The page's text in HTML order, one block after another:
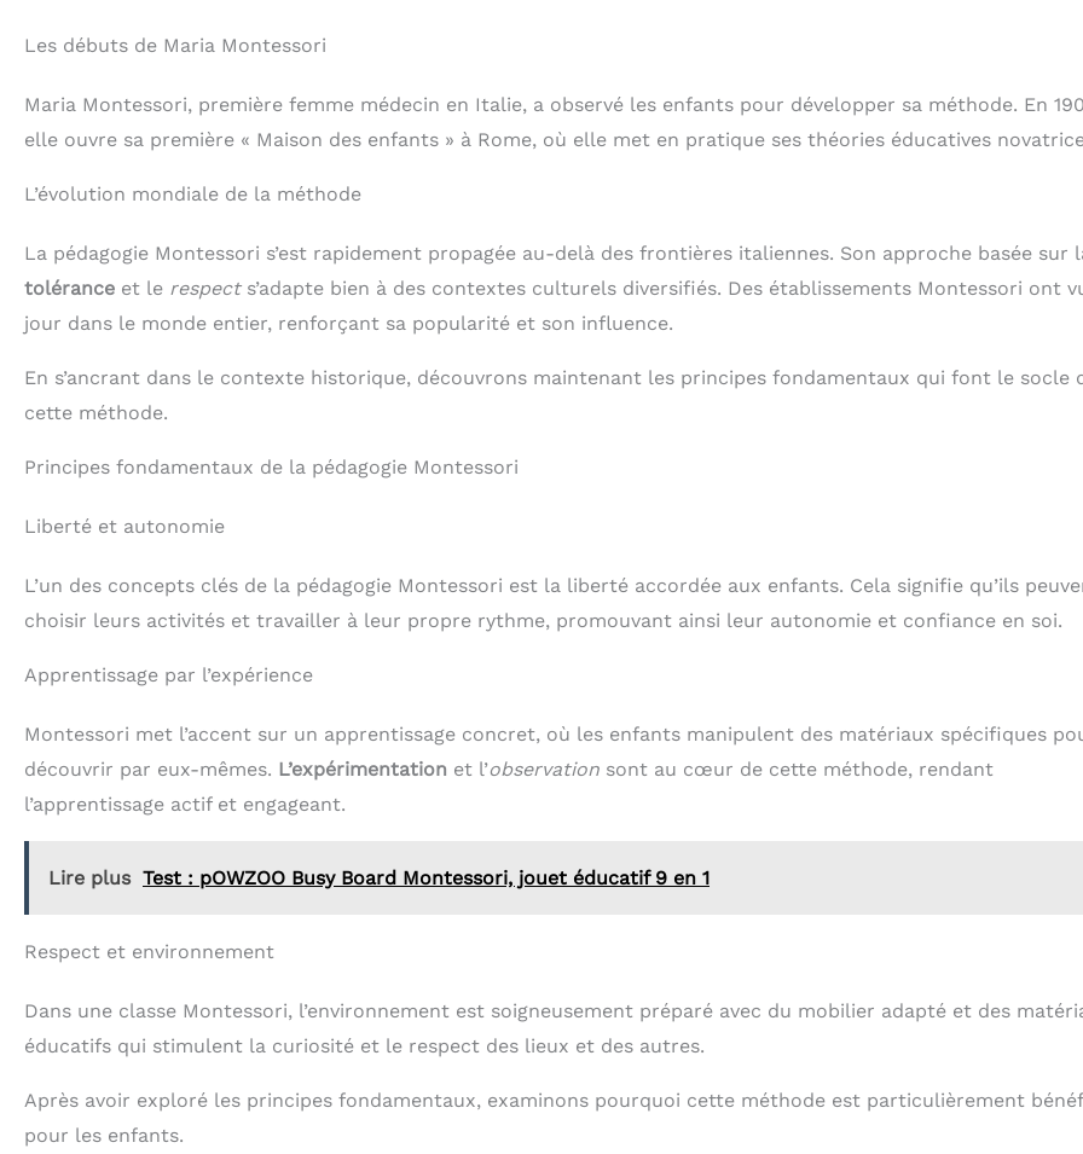
Les débuts de Maria Montessori
Maria Montessori, première femme médecin en Italie, a observé les enfants pour développer sa méthode. En
elle ouvre sa première « Maison des enfants » à Rome, où elle met en pratique ses théories éducatives
L’évolution mondiale de la méthode
La pédagogie Montessori s’est rapidement propagée au-delà des frontières italiennes. Son approche basée sur
tolérance et le respects’adapte bien à des contextes culturels diversifiés. Des établissements Montessori ont
jour dans le monde entier, renforçant sa popularité et son influence.
En s’ancrant dans le contexte historique, découvrons maintenant les principes fondamentaux qui font le socle
cette méthode.
Principes fondamentaux de la pédagogie Montessori
Liberté et autonomie
L’un des concepts clés de la pédagogie Montessori est la liberté accordée aux enfants. Cela signifie qu’ils
choisir leurs activités et travailler à leur propre rythme, promouvant ainsi leur autonomie et confiance en soi.
Apprentissage par l’expérience
Montessori met l’accent sur un apprentissage concret, où les enfants manipulent des matériaux spécifiques
découvrir par eux-mêmes. L’expérimentation et l’observation sont au cœur de cette méthode, rendant
l’apprentissage actif et engageant.
Lire plus Test : pOWZOO Busy Board Montessori, jouet éducatif 9 en 1
Respect et environnement
Dans une classe Montessori, l’environnement est soigneusement préparé avec du mobilier adapté et des
éducatifs qui stimulent la curiosité et le respect des lieux et des autres.
Après avoir exploré les principes fondamentaux, examinons pourquoi cette méthode est particulièrement
pour les enfants.